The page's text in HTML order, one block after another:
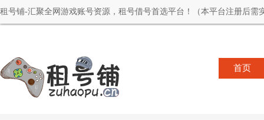
租号铺-汇聚全网游戏账号资源，租号借号首选平台！（本平台注册后需
首页